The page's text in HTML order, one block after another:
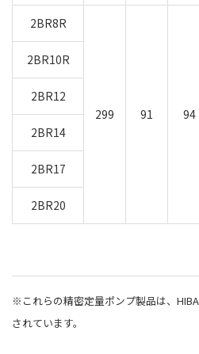
2BR8R
299 91 94
2BR10R
2BR12
2BR14
2BR17
2BR20
※これらの精密定量ポンプ製品は、
されています。